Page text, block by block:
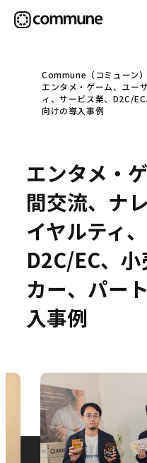
Communeについ
事例
お役立ち情報
Commune（コミューン）
エンタメ・ゲーム、ユー
ィ、サービス業、D2C/
向けの導入事例
エンタメ・
間交流、ナ
イヤルティ
D2C/EC、
カー、パー
入事例